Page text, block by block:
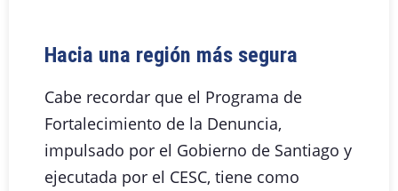
Hacia una región más segura
Cabe recordar que el Programa de
Fortalecimiento de la Denuncia,
impulsado por el Gobierno de Santiago y
ejecutada por el CESC, tiene como